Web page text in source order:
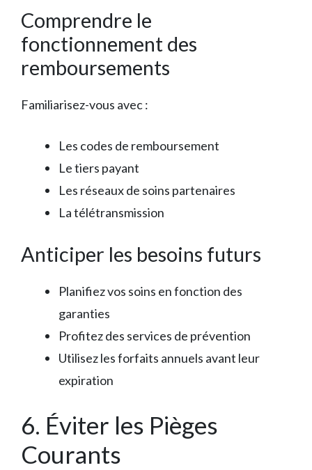
Comprendre le
fonctionnement des
remboursements
Familiarisez-vous avec :
Les codes de remboursement
Le tiers payant
Les réseaux de soins partenaires
La télétransmission
Anticiper les besoins futurs
Planifiez vos soins en fonction des
garanties
Profitez des services de prévention
Utilisez les forfaits annuels avant leur
expiration
6. Éviter les Pièges
Courants